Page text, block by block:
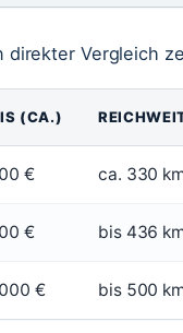
direkter Vergleich
(CA.)
€ ca. 330
€ bis 436
€ bis 500